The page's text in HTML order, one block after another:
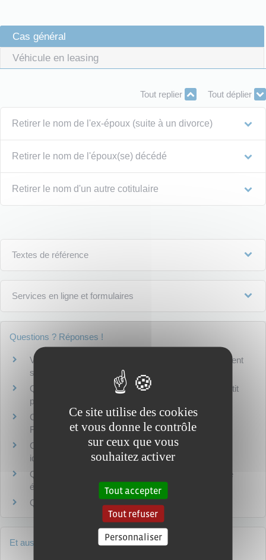
Cas général
Véhicule en leasing
Tout replier Tout déplier
Retirer le nom de l'ex-époux (suite à un divorce)
Retirer le nom de l'époux(se) décédé
Retirer le nom d'un autre cotitulaire
Textes de référence
Services en ligne et formulaires
Questions ? Réponses !
Véhicule en leasing : comment signaler un changement
sur la carte grise ?
Quels recours si une demande de carte grise n'aboutit
pas ?
Carte grise : comment justifier de son domicile en
France ?
Carte grise : avec quels documents prouver son
identité ?
Quel est le délai pour recevoir une carte grise ou une
étiquette d'adresse ?
Que faire si la carte grise comporte une erreur ?
Et aussi
Ce site utilise des cookies
et vous donne le contrôle
sur ceux que vous
souhaitez activer
Tout accepter
Tout refuser
Personnaliser